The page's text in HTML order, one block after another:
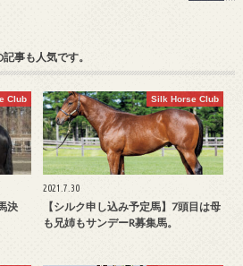
事も人気です。
Club
決
Silk Horse Club
2021.7.30
【シルク申し込み予定馬】7頭目は母
も兄姉もサンデーR募集馬。